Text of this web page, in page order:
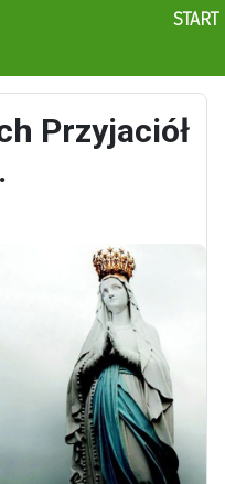
START
Przyjaciół